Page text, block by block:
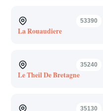
53390
La Rouaudiere
35240
Le Theil De Bretagne
35130